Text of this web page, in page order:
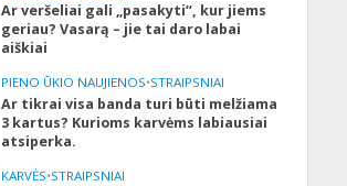
Ar veršeliai gali „pasakyti“, kur jiems
geriau? Vasarą – jie tai daro labai
aiškiai
PIENO ŪKIO NAUJIENOS•STRAIPSNIAI
Ar tikrai visa banda turi būti melžiama
3 kartus? Kurioms karvėms labiausiai
atsiperka.
KARVĖS•STRAIPSNIAI